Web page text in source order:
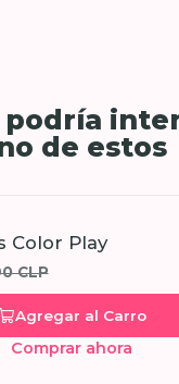
podría
de estos
Color Play
CLP
Agregar al Carro
Comprar ahora